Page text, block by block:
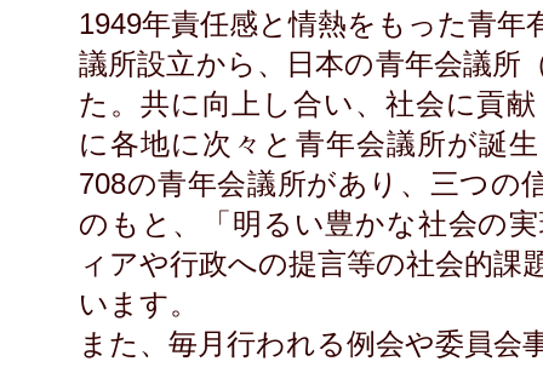
1949年責任感と情熱をもった青年
議所設立から、日本の青年会議所
た。共に向上し合い、社会に貢
に各地に次々と青年会議所が誕
708の青年会議所があり、三つの
のもと、「明るい豊かな社会の
ィアや行政への提言等の社会的課
います。
また、毎月行われる例会や委員会